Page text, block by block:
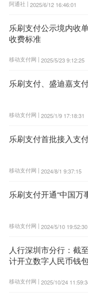
阿通社 | 2025/6/12 16:46:01
乐刷支付公示境内收
收费标准
移动支付网 | 2025/5/23 9:12:25
乐刷支付、盛迪嘉支
移动支付网 | 2025/1/9 17:18:31
乐刷支付首批接入支
移动支付网 | 2024/8/1 9:37:15
乐刷支付开通“中国万
移动支付网 | 2024/5/10 19:52:30
人行深圳市分行：截
计开立数字人民币钱
移动支付网 | 2025/10/24